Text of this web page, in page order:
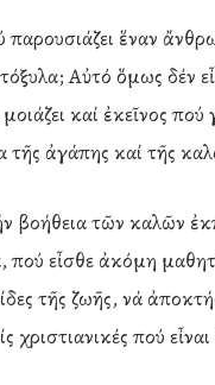
ἕναν
Αὐτό ὅμως δέν
καί ἐκεῖνος πού
ἀγάπης καί τῆς
βοήθεια τῶν καλῶν
πού εἶσθε ἀκόμη
τῆς ζωῆς, νά
χριστιανικές πού